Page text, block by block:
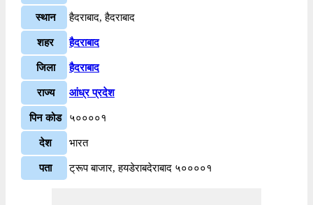
स्थान हैदराबाद, हैदराबाद
शहर हैदराबाद
जिला हैदराबाद
राज्य आंध्र प्रदेश
पिन कोड ५००००१
देश भारत
पता ट्रूप बाजार, हयडेराबदेराबाद ५००००१